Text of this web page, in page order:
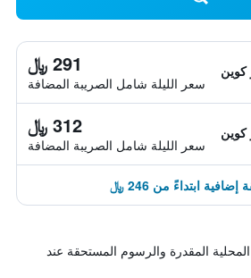
291 ﷼
سعر الليلة شامل الصريبة المضافة
312 ﷼
سعر الليلة شامل الصريبة المضافة
المقدرة والرسوم المستحقة عند